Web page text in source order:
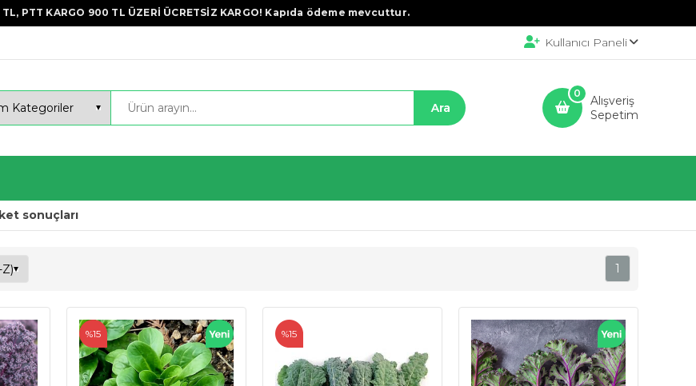
TL, PTT KARGO 900 TL ÜZERİ ÜCRETSİZ KARGO! Kapıda ödeme mevcuttur.
Kullanıcı Paneli
Alışveriş
Sepetim
0
sonuçları
1
%15 %15